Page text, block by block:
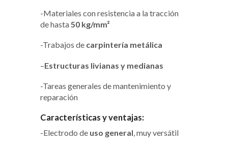
-Materiales con resistencia a la tracción
de hasta 50 kg/mm²
-Trabajos de carpintería metálica
–Estructuras livianas y medianas
-Tareas generales de mantenimiento y
reparación
Características y ventajas:
-Electrodo de uso general, muy versátil